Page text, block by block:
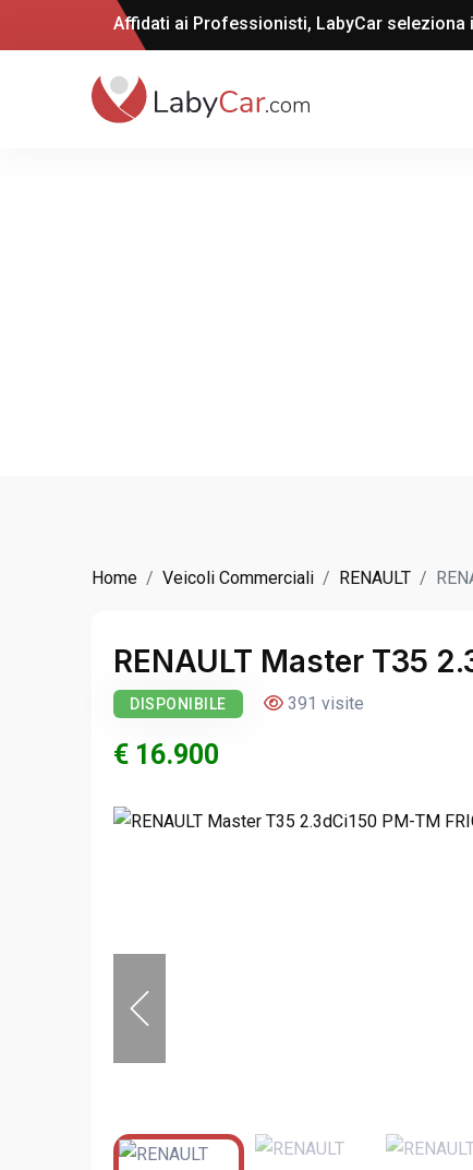
Affidati ai Professionisti, LabyCar seleziona
Home Veicoli Commerciali RENAULT
RENAULT Master T35
DISPONIBILE 391 visite
€ 16.900